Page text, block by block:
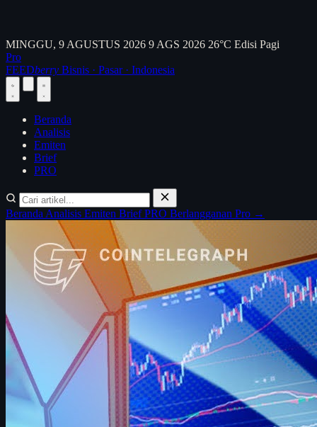
MINGGU, 9 AGUSTUS 2026 9 AGS 2026 26°C Edisi Pagi
Pro
FEEDberry Bisnis · Pasar · Indonesia
Beranda
Analisis
Emiten
Brief
PRO
Beranda Analisis Emiten BriefPRO Berlangganan Pro →